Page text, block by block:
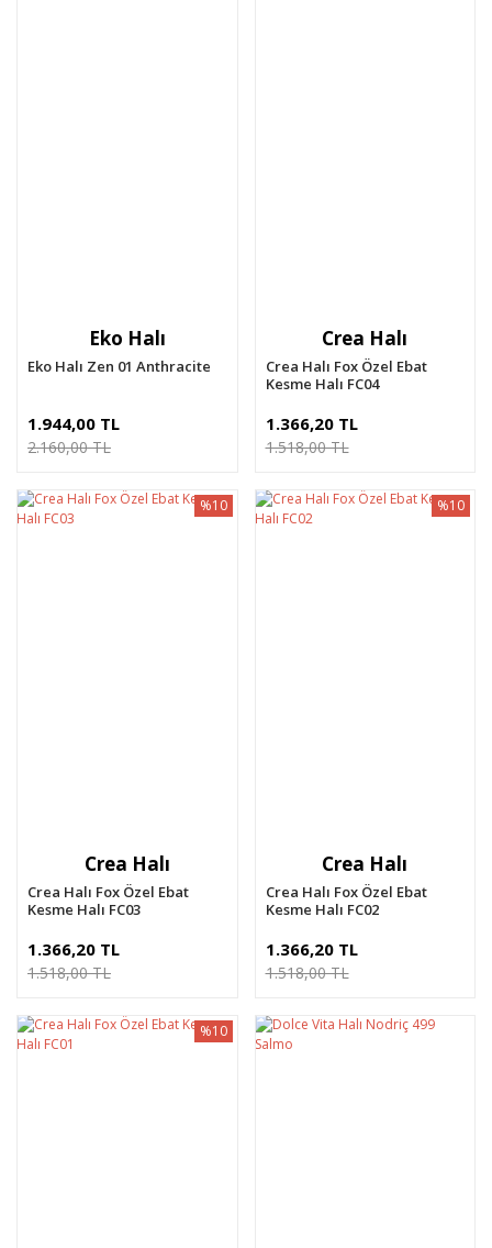
Eko Halı
Eko Halı Zen 01 Anthracite
1.944,00 TL
2.160,00 TL
Crea Halı
Crea Halı Fox Özel Ebat
Kesme Halı FC04
1.366,20 TL
1.518,00 TL
Crea Halı
Crea Halı Fox Özel Ebat
Kesme Halı FC03
%10
1.366,20 TL
1.518,00 TL
Crea Halı
Crea Halı Fox Özel Ebat
Kesme Halı FC02
%10
1.366,20 TL
1.518,00 TL
%10